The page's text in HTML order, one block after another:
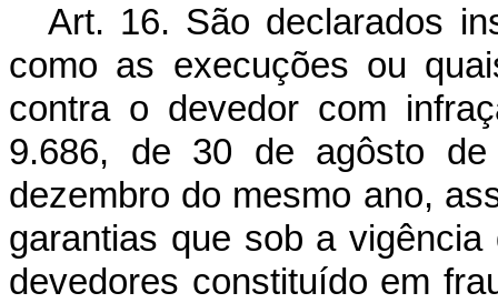
Art. 16. São declarados
como as execuções ou
contra o devedor com
9.686, de 30 de agôsto
dezembro do mesmo ano,
garantias que sob a
devedores constituído em